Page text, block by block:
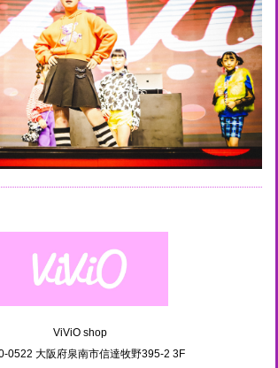
ViViO shop
0522 大阪府泉南市信達牧野395-2 3F